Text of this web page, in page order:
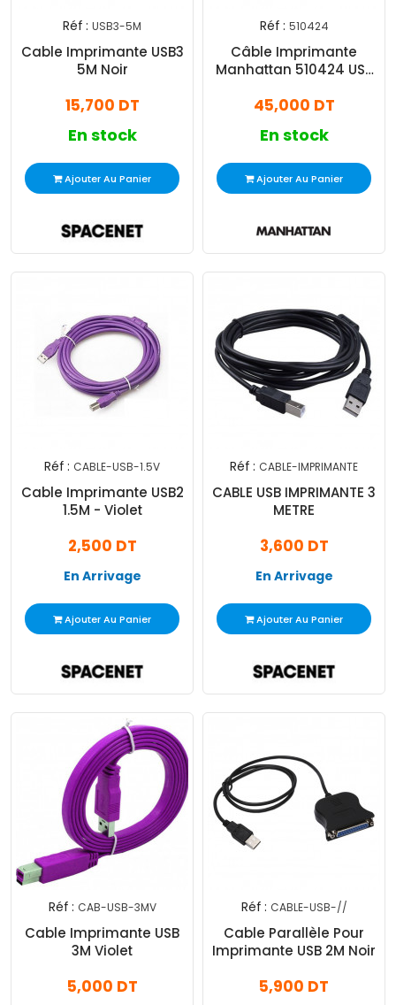
Réf : USB3-5M
Cable Imprimante USB3
5M Noir
15,700 DT
En stock
Ajouter Au Panier
Réf : 510424
Câble Imprimante
Manhattan 510424 USB
45,000 DT
En stock
Ajouter Au Panier
Réf : CABLE-USB-1.5V
Cable Imprimante USB2
1.5M - Violet
2,500 DT
En Arrivage
Ajouter Au Panier
Réf : CABLE-IMPRIMANTE
CABLE USB IMPRIMANTE 3
METRE
3,600 DT
En Arrivage
Ajouter Au Panier
Réf : CAB-USB-3MV
Cable Imprimante USB
3M Violet
5,000 DT
Réf : CABLE-USB-//
Cable Parallèle Pour
Imprimante USB 2M Noir
5,900 DT